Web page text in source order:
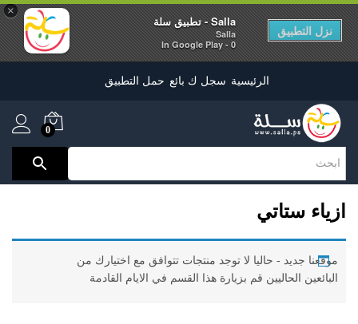
×
Salla - تطبيق سلة
Salla
0 - In Google Play
نزل التطبيق
الرئيسية سجل ك بائع حمل التطبيق
0
ازياء ستاتي
موقعنا جديد - حاليا لا توجد منتجات تتوافق مع اختيارك من
البائعين الحاليين قم بزيارة هذا القسم في الايام القادمة